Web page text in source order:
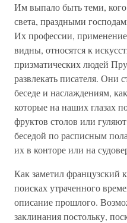
Им выпало быть теми,
света, праздными
Их профессии,
видны, относятся к
призматических людей
развлекать писателя. Они
беседе и наслаждениям,
которые на наших глазах
фруктов столов или
беседой по расписным
их в конторе или на
Как заметил французский
поисках утраченного
описание прошлого.
заклинания постольку,